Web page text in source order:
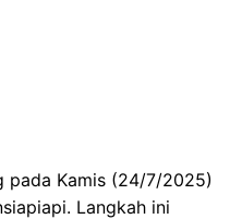
pada Kamis (24/7/2025)
Langkah ini